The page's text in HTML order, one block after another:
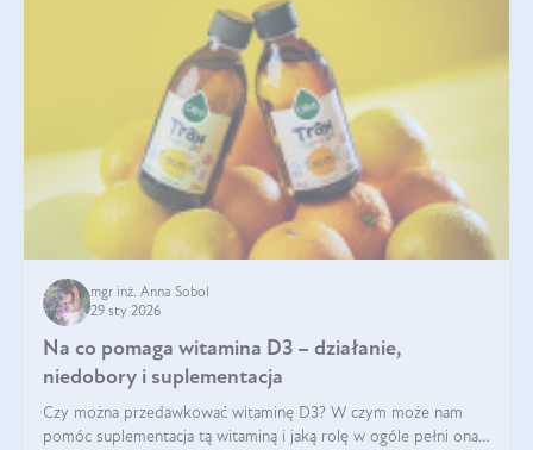
mgr inż. Anna Sobol
29 sty 2026
Na co pomaga witamina D3 – działanie,
niedobory i suplementacja
Czy można przedawkować witaminę D3? W czym może nam
pomóc suplementacja tą witaminą i jaką rolę w ogóle pełni ona